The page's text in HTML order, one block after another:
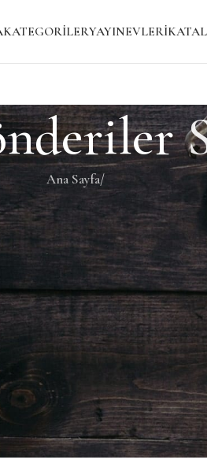
KATEGORILERYAYINEVLERI
Ana Sayfa/
yardımcı olacaktır.